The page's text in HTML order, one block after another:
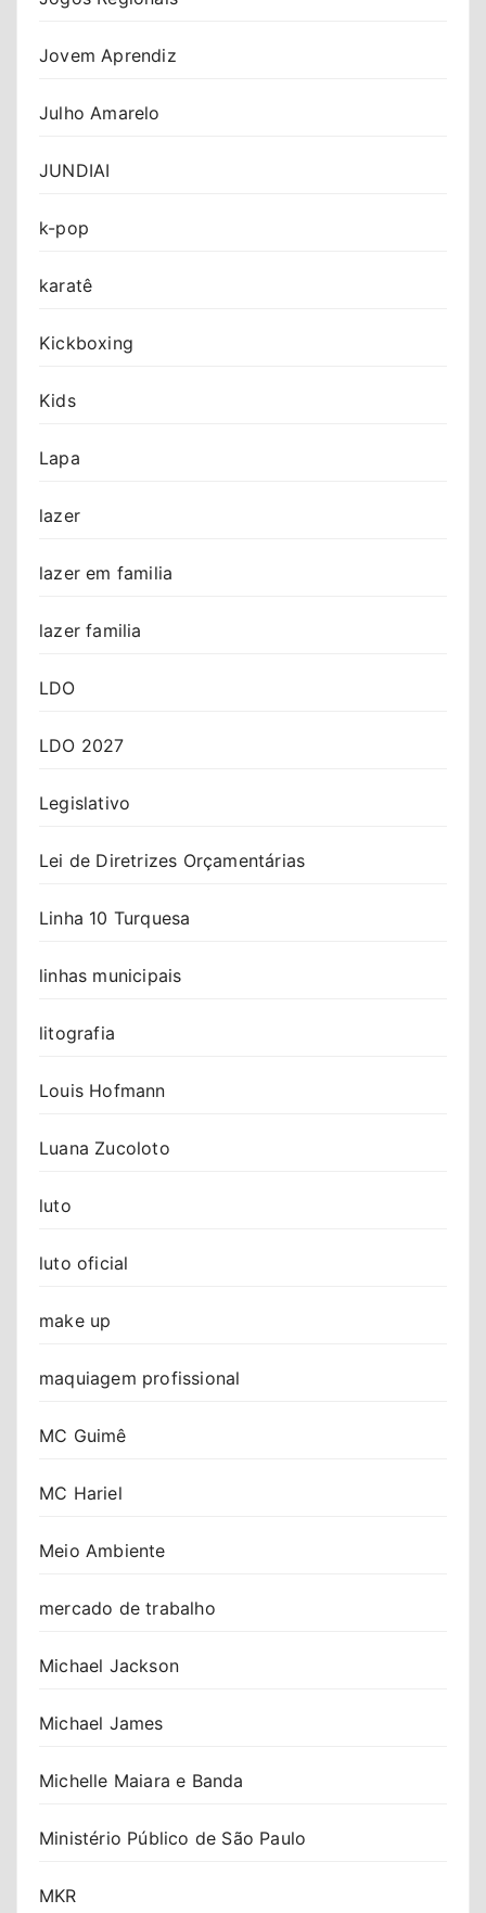
Jovem Aprendiz
Julho Amarelo
JUNDIAI
k-pop
karatê
Kickboxing
Kids
Lapa
lazer
lazer em familia
lazer familia
LDO
LDO 2027
Legislativo
Lei de Diretrizes Orçamentárias
Linha 10 Turquesa
linhas municipais
litografia
Louis Hofmann
Luana Zucoloto
luto
luto oficial
make up
maquiagem profissional
MC Guimê
MC Hariel
Meio Ambiente
mercado de trabalho
Michael Jackson
Michael James
Michelle Maiara e Banda
Ministério Público de São Paulo
MKR